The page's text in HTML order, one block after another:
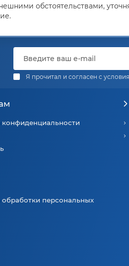
обстоятельствами,
Я прочитал и согласен с
конфиденциальности
персональных